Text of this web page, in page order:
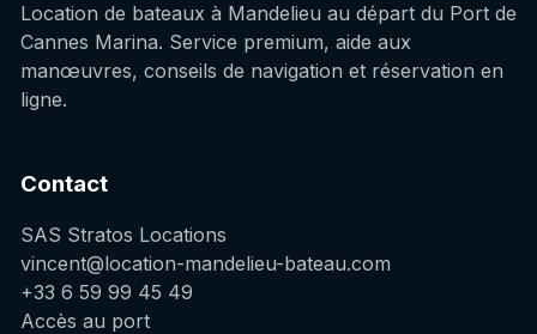
Location de bateaux à Mandelieu au départ du Port de
Cannes Marina. Service premium, aide aux
manœuvres, conseils de navigation et réservation en
ligne.
Contact
SAS Stratos Locations
vincent@location-mandelieu-bateau.com
+33 6 59 99 45 49
Accès au port